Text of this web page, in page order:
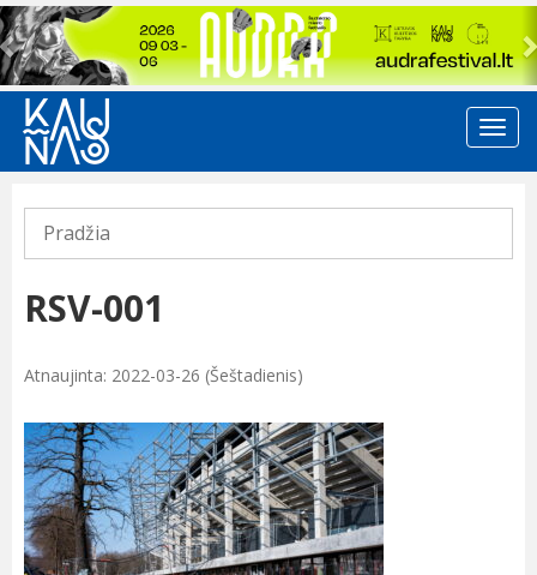
Previous
Pradžia
RSV-001
Atnaujinta: 2022-03-26 (Šeštadienis)